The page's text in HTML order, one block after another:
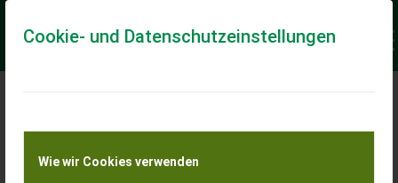
Cookie- und Datenschutzeinstellungen
Wie wir Cookies verwenden
AUTONOMIE, ROBOTIK
UND VERNETZUNG